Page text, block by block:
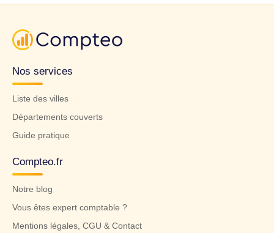
Nos services
Liste des villes
Départements couverts
Guide pratique
Compteo.fr
Notre blog
Vous êtes expert comptable ?
Mentions légales, CGU & Contact